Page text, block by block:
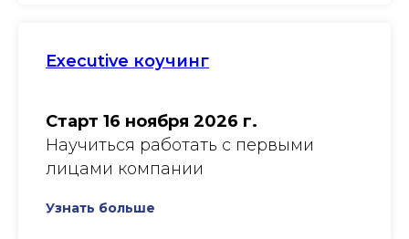
Executive коучинг
Старт 16 ноября 2026 г.
Научиться работать с первыми
лицами компании
Узнать больше